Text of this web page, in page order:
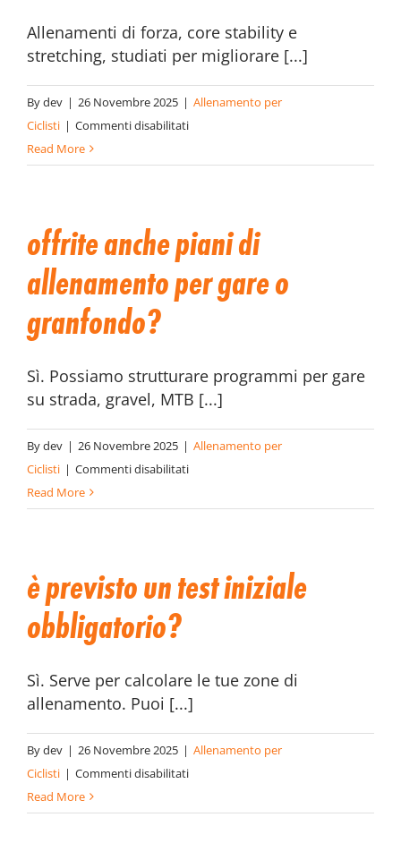
Allenamenti di forza, core stability e
stretching, studiati per migliorare [...]
Bydev | 26 Novembre 2025 | Allenamento per
Ciclisti | Commenti disabilitatisu
include
alla
Read More
offrite anche piani di
allenamento per gare o
granfondo?
Sì. Possiamo strutturare programmi per gare
su strada, gravel, MTB [...]
Bydev | 26 Novembre 2025 | Allenamento per
Ciclisti | Commenti disabilitatisu
anche
allenamento
granfondo?
Read More
è previsto un test iniziale
obbligatorio?
Sì. Serve per calcolare le tue zone di
allenamento. Puoi [...]
Bydev | 26 Novembre 2025 | Allenamento per
Ciclisti | Commenti disabilitatisu
previsto
Read More